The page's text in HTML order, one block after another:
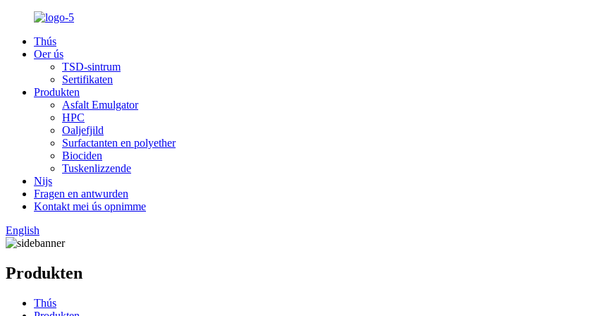
Thús
Oer ús
TSD-sintrum
Sertifikaten
Produkten
Asfalt Emulgator
HPC
Oaljefjild
Surfactanten en polyether
Biociden
Tuskenlizzende
Nijs
Fragen en antwurden
Kontakt mei ús opnimme
English
Produkten
Thús